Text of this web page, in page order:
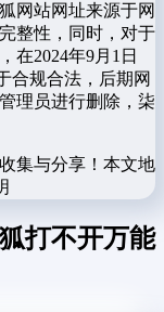
网站网址来源于网
整性，同时，对于
在2024年9月1日
合规合法，后期网
理员进行删除，柒
集与分享！ 本文地
打不开万能